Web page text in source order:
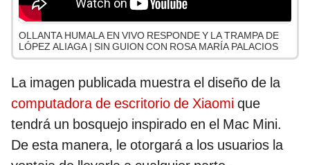
OLLANTA HUMALA EN VIVO RESPONDE Y LA TRAMPA DE
LÓPEZ ALIAGA | SIN GUION CON ROSA MARÍA PALACIOS
La imagen publicada muestra el diseño de la
computadora de escritorio de Xiaomi que
tendrá un bosquejo inspirado en el Mac Mini.
De esta manera, le otorgará a los usuarios la